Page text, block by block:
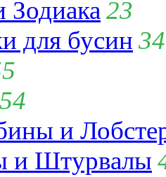
Зодиака 23
для бусин 34
и
и Штурвалы